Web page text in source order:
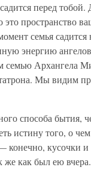
перед
это пространство
семья
энергию
семью Архангела
Мы видим
способа
истину того, о
кусочки и
как был ею